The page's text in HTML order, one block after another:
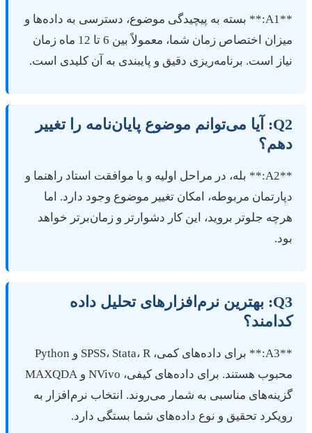
**A1:** بسته به پیچیدگی موضوع، دسترسی به داده‌ها و
میزان اختصاص زمان شما، معمولاً بین 6 تا 12 ماه زمان
است. برنامه‌ریزی دقیق و پایبندی به آن کلیدی است.
Q2: آیا می‌توانم موضوع پایان‌نامه را تغییر
**A2:** بله، در مراحل اولیه و با موافقت استاد راهنما و
مربوطه، امکان تغییر موضوع وجود دارد. اما
جلوتر بروید، این کار دشوارتر و زمان‌برتر خواهد
Q3: بهترین نرم‌افزارهای تحلیل داده
**A3:** برای داده‌های کمی، SPSS، Stata، R و Python
محبوب هستند. برای داده‌های کیفی، NVivo و MAXQDA
مناسبی به شمار می‌روند. انتخاب نرم‌افزار به
تحقیق و نوع داده‌های شما بستگی دارد.